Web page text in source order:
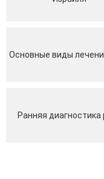
Основные виды
Ранняя диагностика